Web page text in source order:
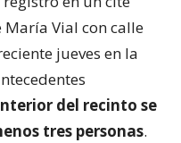
Vial con calle
jueves en la
del recinto se
tres personas.